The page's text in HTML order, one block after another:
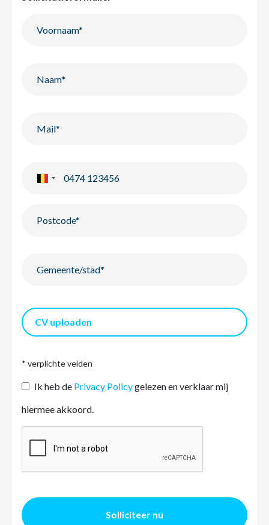
CV uploaden
* verplichte velden
Ik heb de Privacy Policygelezen en verklaar mij
hiermee akkoord.
Solliciteer nu